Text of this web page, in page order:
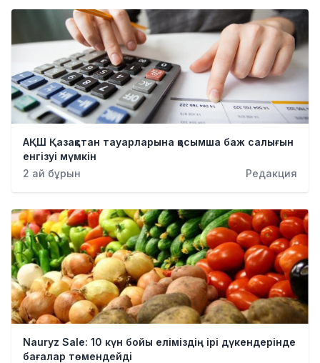
АҚШ Қазақстан тауарларына қосымша баж салығын
енгізуі мүмкін
2 ай бұрын
Редакция
Nauryz Sale: 10 күн бойы еліміздің ірі дүкендерінде
бағалар төмендейді